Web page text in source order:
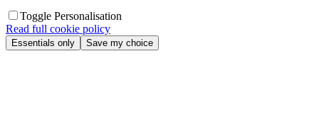
Toggle Personalisation
Read full cookie policy
Essentials only Save my choice